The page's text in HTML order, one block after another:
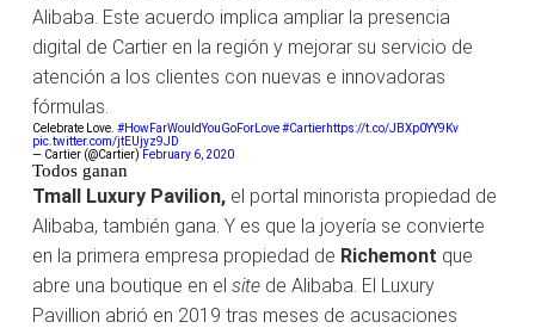
Alibaba. Este acuerdo implica ampliar la presencia
digital de Cartier en la región y mejorar su servicio de
atención a los clientes con nuevas e innovadoras
fórmulas.
Celebrate Love. #HowFarWouldYouGoForLove#Cartierhttps://t.co/JBXp0YY9Kv
pic.twitter.com/jtEUjyz9JD
— Cartier (@Cartier) February 6, 2020
Todos ganan
Tmall Luxury Pavilion, el portal minorista propiedad de
Alibaba, también gana. Y es que la joyería se convierte
en la primera empresa propiedad de Richemont que
abre una boutique en el site de Alibaba. El Luxury
Pavillion abrió en 2019 tras meses de acusaciones